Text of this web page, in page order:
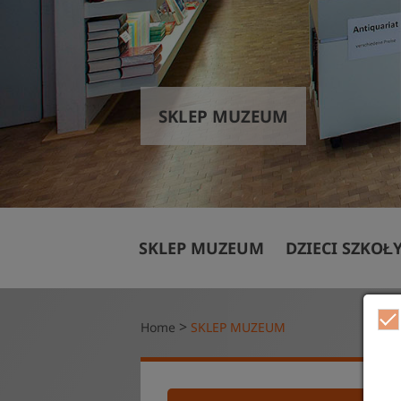
SKLEP MUZEUM
SKLEP MUZEUM DZIECI
Rodzinna
Home > SKLEP MUZEUM